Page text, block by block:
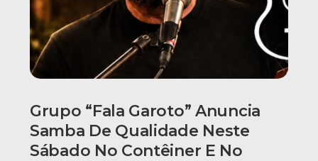
Grupo “Fala Garoto” Anuncia
Samba De Qualidade Neste
Sábado No Contêiner E No